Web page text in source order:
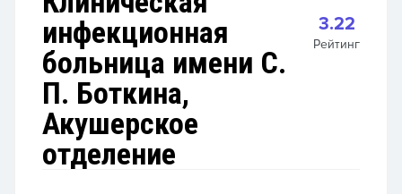
инфекционная
больница имени С.
П. Боткина,
Акушерское
отделение
3.22
Рейтинг